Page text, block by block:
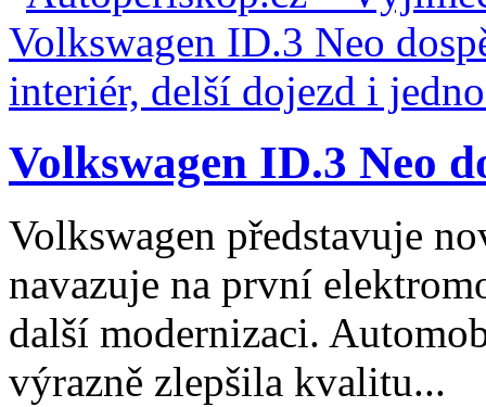
Volkswagen ID.3 Neo
Volkswagen představuje
navazuje na první
další modernizaci.
výrazně zlepšila kvalitu...